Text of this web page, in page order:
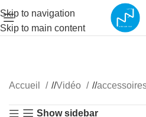
Skip to navigation
Skip to main content
Accueil / Vidéo /
Show sidebar